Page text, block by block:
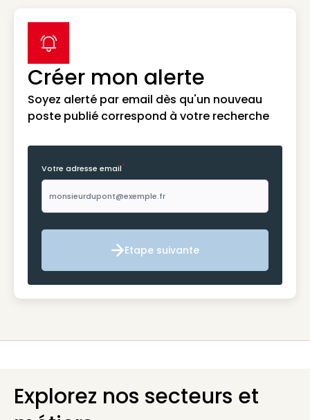
Créer mon alerte
Soyez alerté par email dès qu'un nouveau
poste publié correspond à votre recherche
label icon
Votre adresse email*
Etape suivante
Etape suivante
Explorez nos secteurs et